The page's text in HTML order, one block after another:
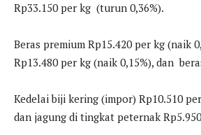
Rp33.150 per kg (turun 0,36%).
Beras premium Rp15.420 per kg (naik
Rp13.480 per kg (naik 0,15%), dan
Kedelai biji kering (impor) Rp10.510
dan jagung di tingkat peternak